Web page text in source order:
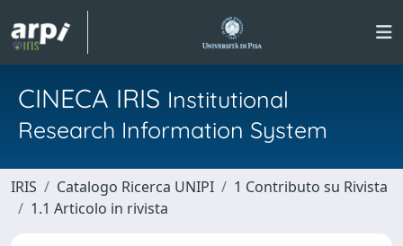
CINECA IRIS Institutional
Research Information System
IRIS Catalogo Ricerca UNIPI
1 Contributo su Rivista
1.1 Articolo in rivista